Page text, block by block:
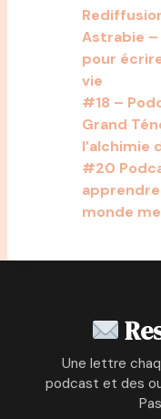
Astrabie –
pour
vie
#18 –
Grand
l’alchimie
#20
monde
Une lettre
podcast et des